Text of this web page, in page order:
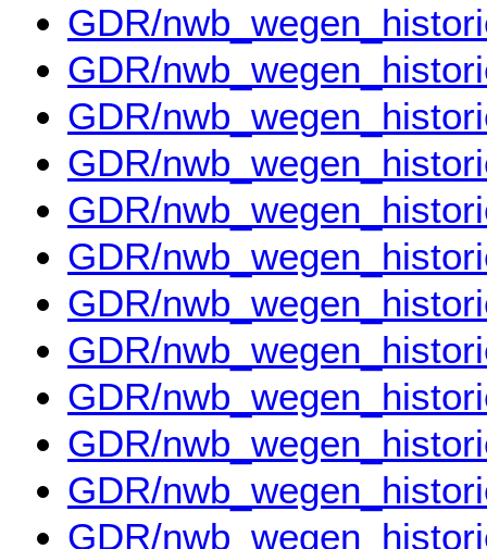
GDR/
GDR/
GDR/
GDR/
GDR/
GDR/
GDR/
GDR/
GDR/
GDR/
GDR/
GDR/